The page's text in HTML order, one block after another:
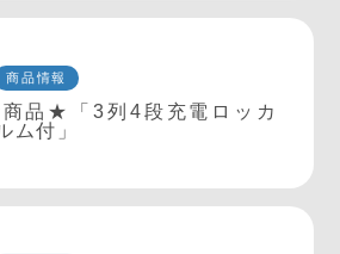
商品情報
品★「3列4段充電ロッカ
付」